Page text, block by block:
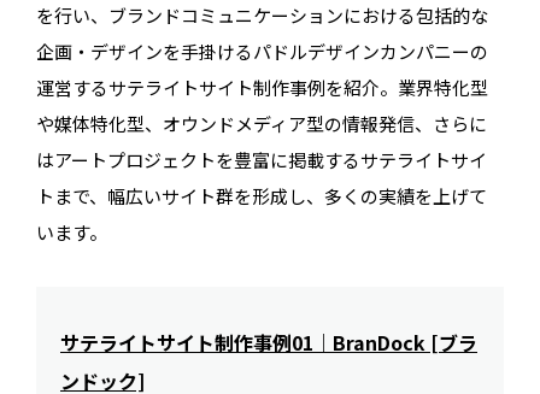
を行い、ブランドコミュニケーションにおける包括的な
企画・デザインを手掛けるパドルデザインカンパニーの
運営するサテライトサイト制作事例を紹介。業界特化型
や媒体特化型、オウンドメディア型の情報発信、さらに
はアートプロジェクトを豊富に掲載するサテライトサイ
トまで、幅広いサイト群を形成し、多くの実績を上げて
います。
サテライトサイト制作事例01｜BranDock [ブラ
ンドック]